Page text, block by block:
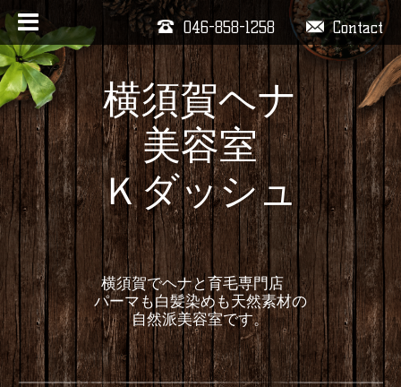
Contact
046-858-1258
横須賀ヘナ
美容室
Ｋダッシュ
横須賀でヘナと育毛専門店
パーマも白髪染めも天然素材の
自然派美容室です。